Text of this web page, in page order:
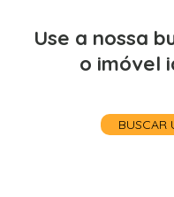
Use a nossa
o imóvel
BUSCAR